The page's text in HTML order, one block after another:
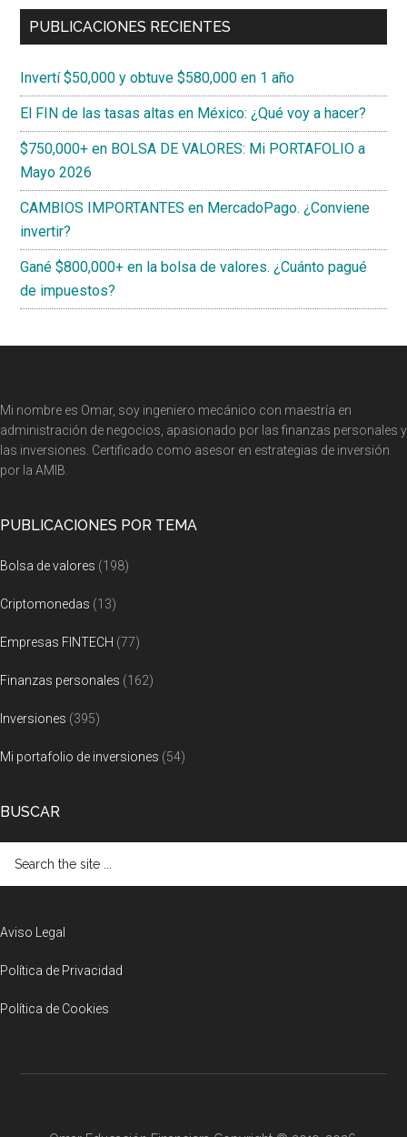
PUBLICACIONES RECIENTES
Invertí $50,000 y obtuve $580,000 en 1 año
El FIN de las tasas altas en México: ¿Qué voy a hacer?
$750,000+ en BOLSA DE VALORES: Mi PORTAFOLIO a
Mayo 2026
CAMBIOS IMPORTANTES en MercadoPago. ¿Conviene
invertir?
Gané $800,000+ en la bolsa de valores. ¿Cuánto pagué
de impuestos?
Footer
Mi nombre es Omar, soy ingeniero mecánico con maestría en
administración de negocios, apasionado por las finanzas personales y
las inversiones. Certificado como asesor en estrategias de inversión
por la AMIB.
PUBLICACIONES POR TEMA
Bolsa de valores (198)
Criptomonedas (13)
Empresas FINTECH (77)
Finanzas personales (162)
Inversiones (395)
Mi portafolio de inversiones (54)
BUSCAR
the
Aviso Legal
Política de Privacidad
Política de Cookies